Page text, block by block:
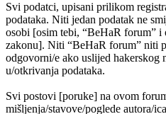
Svi podatci, upisani prilikom
podataka. Niti jedan podatak ne
osobi [osim tebi, “BeHaR forum”
zakonu]. Niti “BeHaR forum” niti
odgovorni/e ako uslijed hakerskog
u/otkrivanja podataka.
Svi postovi [poruke] na ovom
mišljenja/stavove/poglede autora/